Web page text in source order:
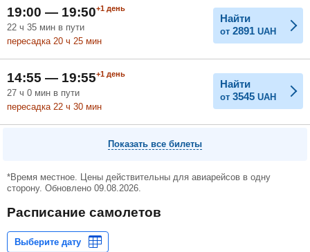
19:00 — 19:50+1 день
22 ч 35 мин в пути
пересадка 20 ч 25 мин
Найти
от 2891 UAH
14:55 — 19:55+1 день
27 ч 0 мин в пути
пересадка 22 ч 30 мин
Найти
от 3545 UAH
Показать все билеты
*Время местное. Цены действительны для авиарейсов в одну
сторону. Обновлено 09.08.2026.
Расписание самолетов